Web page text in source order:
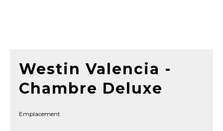
Westin Valencia -
Chambre Deluxe
Emplacement